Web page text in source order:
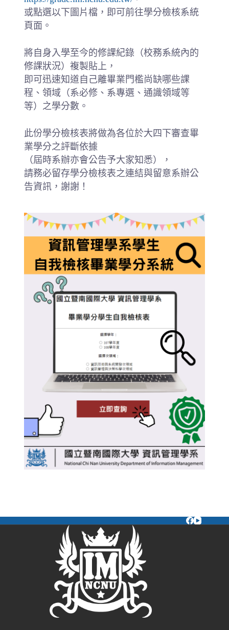
或點選以下圖片檔，即可前往學分檢核系統
頁面。
將自身入學至今的修課紀錄（校務系統內的
修課狀況）複製貼上，
即可迅速知道自己離畢業門檻尚缺哪些課
程、領域（系必修、系專選、通識領域等
等）之學分數。
此份學分檢核表將做為各位於大四下審查畢
業學分之評斷依據
（屆時系辦亦會公告予大家知悉），
請務必留存學分檢核表之連結與留意系辦公
告資訊，謝謝！